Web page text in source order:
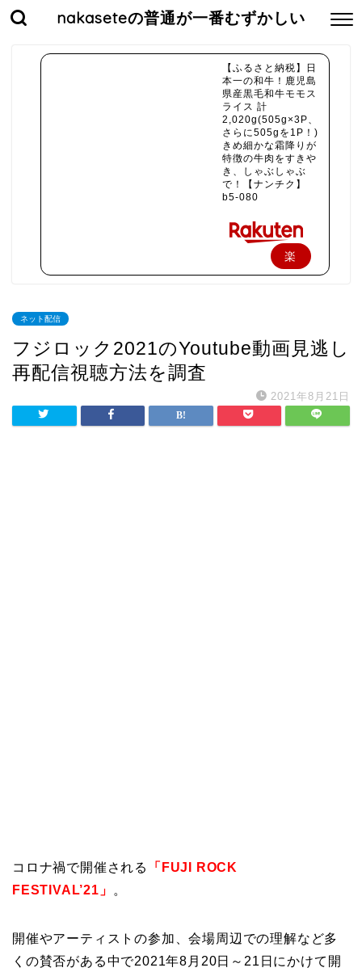
nakaseteの普通が一番むずかしい
【ふるさと納税】日
本一の和牛！鹿児島
県産黒毛和牛モモス
ライス 計
2,020g(505g×3P、
さらに505gを1P！)
きめ細かな霜降りが
特徴の牛肉をすきや
き、しゃぶしゃぶ
で！【ナンチク】
b5-080
楽
入
ネット配信
フジロック2021のYoutube動画見逃し
再配信視聴方法を調査
2021年8月21日
コロナ禍で開催される
「FUJI ROCK
FESTIVAL’21」
。
開催やアーティストの参加、会場周辺での理解など多
くの賛否がある中で2021年8月20日～21日にかけて開